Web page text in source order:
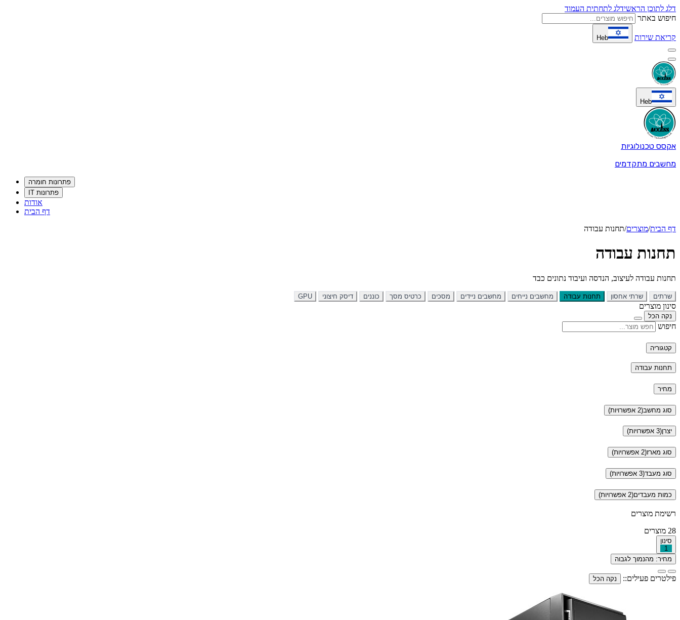
דלג לתוכן הראשידלג לתחתית העמוד
חיפוש באתר
קריאת שירות Heb
Heb
אקסס טכנולוגיות
מחשבים מתקדמים
פתרונות חומרה
פתרונות IT
אודות
דף הבית
דף הבית/מוצרים/תחנות עבודה
תחנות עבודה
תחנות עבודה לעיצוב, הנדסה ועיבוד נתונים כבד
שרתים שרתי אחסון תחנות עבודה מחשבים נייחים מחשבים ניידים מסכים כרטיס מסך כוננים דיסק חיצוני GPU
סינון מוצרים
נקה הכל
חיפוש
קטגוריה
תחנות עבודה
מחיר
סוג מחשב(2 אפשרויות)
יצרן(3 אפשרויות)
סוג מארז(2 אפשרויות)
סוג מעבד(3 אפשרויות)
כמות מעבדים(2 אפשרויות)
רשימת מוצרים
28 מוצרים
סינון
1
מחיר: מהנמוך לגבוה
פילטרים פעילים:: נקה הכל